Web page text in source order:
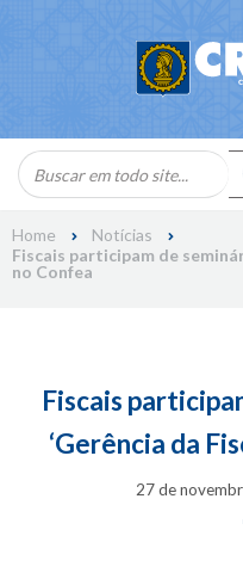
Home
Notícias
Fiscais participam de
no Confea
Fiscais
‘Gerência da
27 de